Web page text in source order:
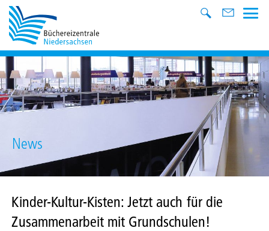
News
Kinder-Kultur-Kisten: Jetzt auch für die
Zusammenarbeit mit Grundschulen!